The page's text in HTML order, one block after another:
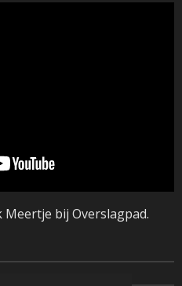
Meertje bij Overslagpad.